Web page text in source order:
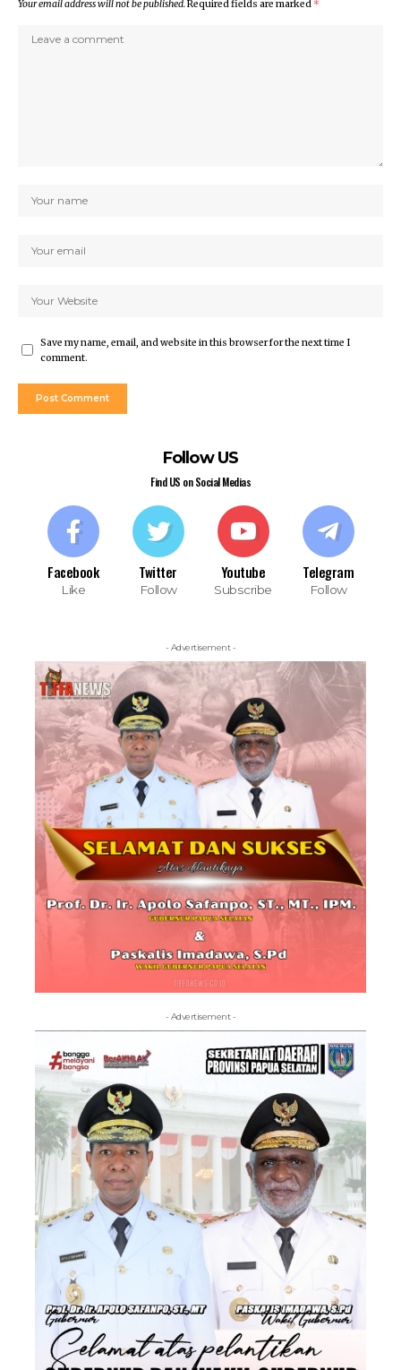
Your email address will not be published.Required fields are marked *
Save my name, email, and website in this browser for the next time I
comment.
Follow US
Find US on Social Medias
Facebook
Like
Twitter
Follow
Youtube
Subscribe
Telegram
Follow
- Advertisement -
- Advertisement -